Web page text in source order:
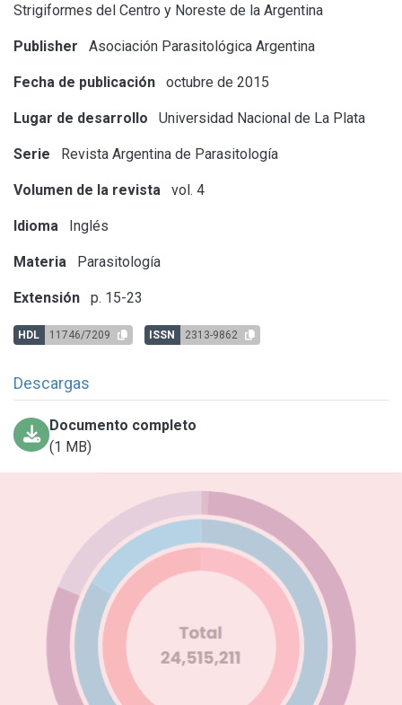
Strigiformes del Centro y Noreste de la Argentina
Publisher Asociación Parasitológica Argentina
Fecha de publicación octubre de 2015
Lugar de desarrollo Universidad Nacional de La Plata
Serie Revista Argentina de Parasitología
Volumen de la revista vol. 4
Idioma Inglés
Materia Parasitología
Extensión p. 15-23
HDL 11746/7209 ISSN 2313-9862
Descargas
Documento completo
(1 MB)